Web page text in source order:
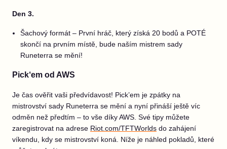
Den 3.
Šachový formát – První hráč, který získá 20 bodů a POTÉ
skončí na prvním místě, bude naším mistrem sady
Runeterra se mění!
Pick‘em od AWS
Je čas ověřit vaši předvídavost! Pick’em je zpátky na
mistrovství sady Runeterra se mění a nyní přináší ještě víc
odměn než předtím – to vše díky AWS. Své tipy můžete
zaregistrovat na adrese Riot.com/TFTWorlds do zahájení
víkendu, kdy se mistrovství koná. Níže je náhled pokladů, které